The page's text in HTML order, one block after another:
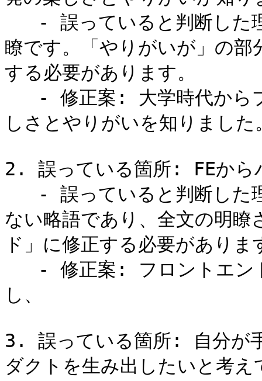
瞭です。「やりがいが」の
する必要があります。
しさとやりがいを知りました
2. 誤っている箇所: FEから
ない略語であり、全文の明
ド」に修正する必要がありま
し、
3. 誤っている箇所: 自分が
ダクトを生み出したいと考え